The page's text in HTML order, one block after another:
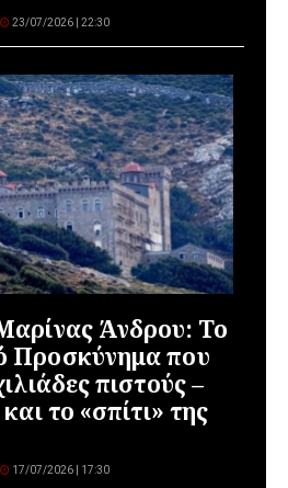
23/07/2026 | 22:30
Άνδρου: Το
Προσκύνημα που
πιστούς –
το «σπίτι» της
17/07/2026 | 17:30